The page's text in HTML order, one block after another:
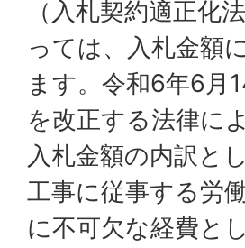
（入札契約適正化
っては、入札金額
ます。令和6年6月
を改正する法律に
入札金額の内訳と
工事に従事する労
に不可欠な経費と